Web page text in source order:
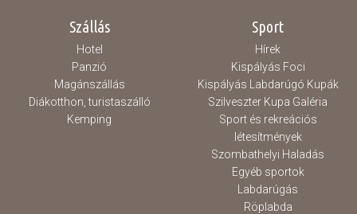
Szállás
Hotel
Panzió
Magánszállás
Diákotthon, turistaszálló
Kemping
Sport
Hírek
Kispályás Foci
Kispályás Labdarúgó Kupák
Szilveszter Kupa Galéria
Sport és rekreációs
létesítmények
Szombathelyi Haladás
Egyéb sportok
Labdarúgás
Röplabda